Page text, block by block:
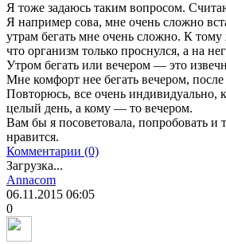
Я тоже задаюсь таким вопросом.
Я например сова, мне очень сложно
утрам бегать мне очень сложно. К
что организм только проснулся, а на
Утром бегать или вечером — это
Мне комфорт нее бегать вечером, после
Повторюсь, все очень индивидуально,
целый день, а кому — то вечером.
Вам бы я посоветовала, попробовать и
нравится.
Комментарии (0)
Загрузка...
Annacom
06.11.2015 06:05
0